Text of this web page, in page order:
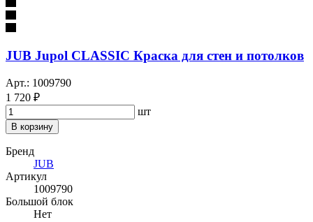
JUB Jupol CLASSIC Краска для стен и потолков
Арт.: 1009790
1 720 ₽
шт
В корзину
Бренд
JUB
Артикул
1009790
Большой блок
Нет